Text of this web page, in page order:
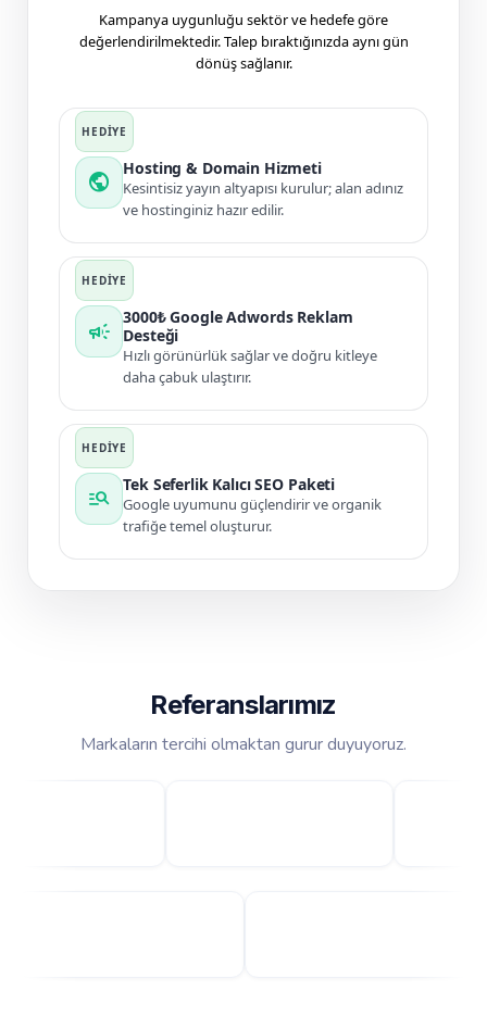
Kampanya uygunluğu sektör ve hedefe göre
değerlendirilmektedir. Talep bıraktığınızda aynı gün
dönüş sağlanır.
public
Hosting & Domain Hizmeti
Kesintisiz yayın altyapısı kurulur; alan adınız
ve hostinginiz hazır edilir.
campaign
3000₺ Google Adwords Reklam
Desteği
Hızlı görünürlük sağlar ve doğru kitleye
daha çabuk ulaştırır.
manage_search
Tek Seferlik Kalıcı SEO Paketi
Google uyumunu güçlendirir ve organik
trafiğe temel oluşturur.
Referanslarımız
Markaların tercihi olmaktan gurur duyuyoruz.